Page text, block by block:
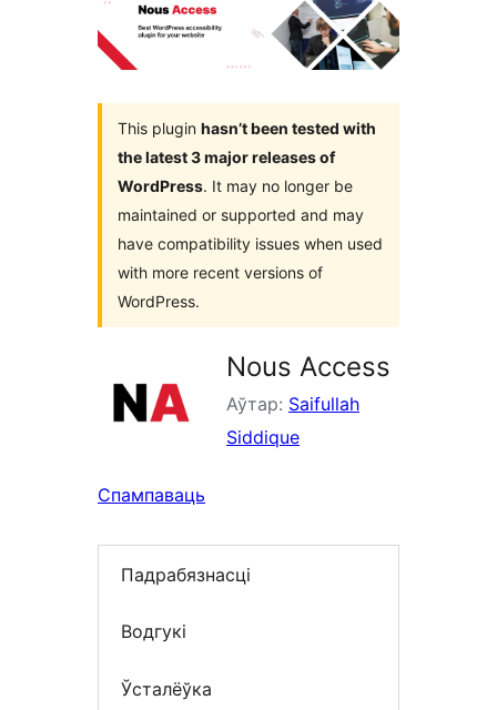
This plugin hasn’t been tested with
the latest 3 major releases of
WordPress. It may no longer be
maintained or supported and may
have compatibility issues when used
with more recent versions of
WordPress.
Nous Access
Аўтар: Saifullah
Siddique
Спампаваць
Падрабязнасці
Водгукі
Ўсталёўка